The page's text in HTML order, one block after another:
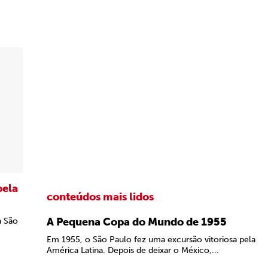
São
conteúdos mais lidos
A Pequena Copa do Mundo de 1955
Em 1955, o São Paulo fez uma excursão vitoriosa pela
América Latina. Depois de deixar o México,...